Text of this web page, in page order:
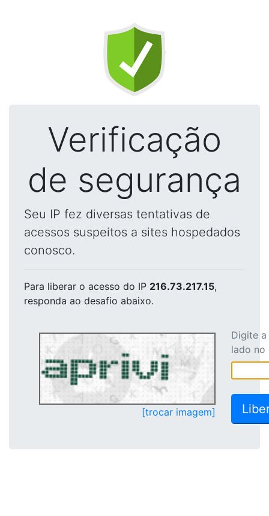
Verificação
de segurança
Seu IP fez diversas tentativas de
acessos suspeitos a sites hospedados
conosco.
Para liberar o acesso do IP 216.73.217.15,
responda ao desafio abaixo.
[trocar imagem]
Digite
lado no